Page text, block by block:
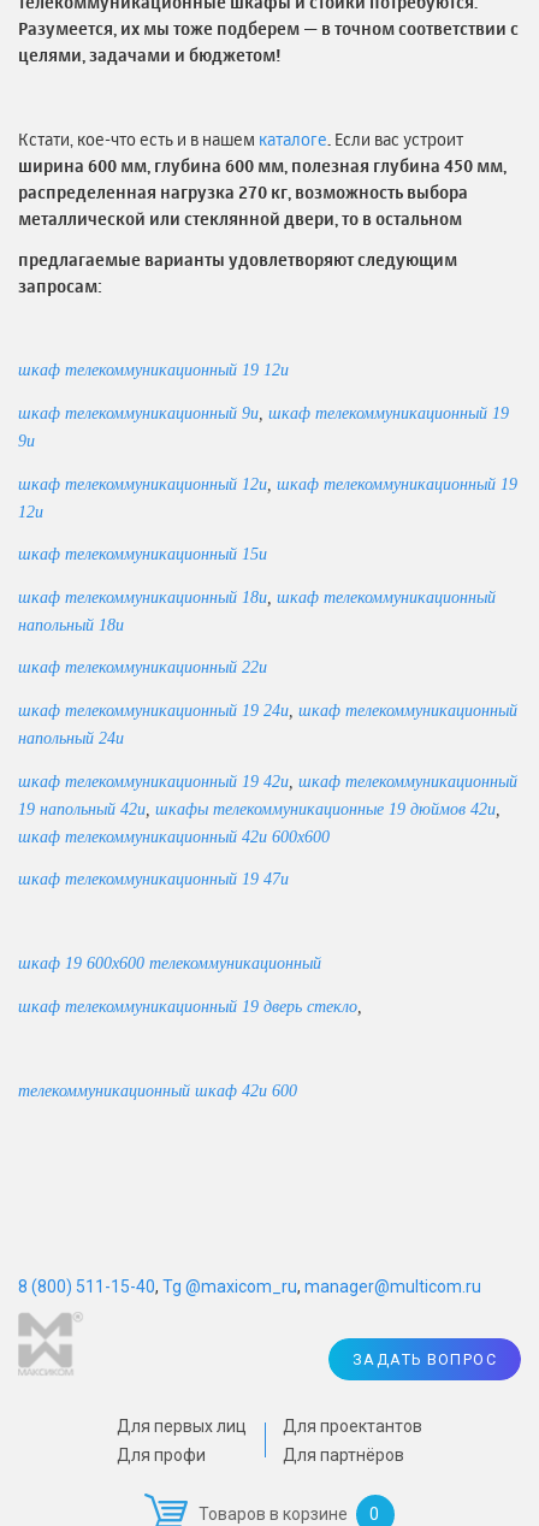
Разумеется, их мы тоже подберем — в точном соответствии с
целями, задачами и бюджетом!
Кстати, кое-что есть и в нашем каталоге Если вас устроит
ширина 600 мм, глубина 600 мм, полезная глубина 450 мм,
распределенная нагрузка 270 кг, возможность выбора
металлической или стеклянной двери, то в остальном
предлагаемые варианты удовлетворяют следующим
запросам:
шкаф телекоммуникационный 19 12u
шкаф телекоммуникационный 9u, шкаф телекоммуникационный 19
9u
шкаф телекоммуникационный 12u шкаф телекоммуникационный 19
12u
шкаф телекоммуникационный 15u
шкаф телекоммуникационный 18u шкаф телекоммуникационный
напольный 18u
шкаф телекоммуникационный 22u
шкаф телекоммуникационный 19 24u, шкаф телекоммуникационный
напольный 24u
шкаф телекоммуникационный 19 42u шкаф телекоммуникационный
19 напольный 42u шкафы телекоммуникационные 19 дюймов 42u
шкаф телекоммуникационный 42u 600х600
шкаф телекоммуникационный 19 47u
шкаф 19 600х600 телекоммуникационный
шкаф телекоммуникационный 19 дверь стекло
телекоммуникационный шкаф 42u 600
Для первых лиц
Для профи
Для проектантов
Для партнёров
Товаров в корзине 0
ЗАДАТЬ ВОПРОС
8 (800) 511-15-40, Tg @maxicom_ru, manager@multicom.ru